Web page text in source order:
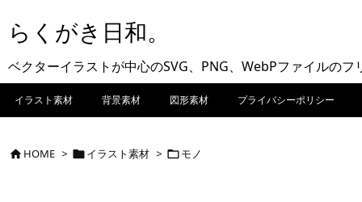
らくがき日和。
ベクターイラストが中心のSVG、PNG、WebPファイルのフ
イラスト素材 背景素材 図形素材 プライバシーポリシー
HOME > イラスト素材 > モノ